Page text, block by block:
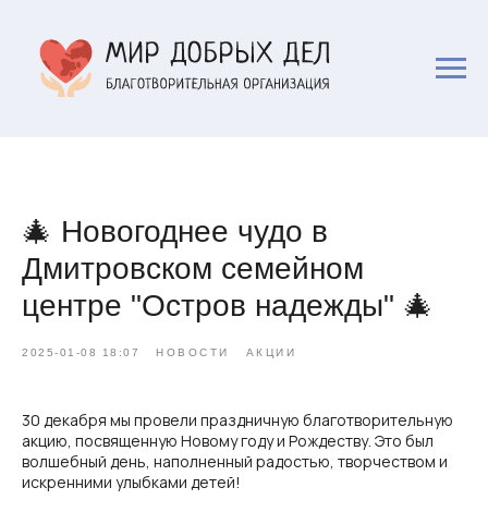
🎄 Новогоднее чудо в
Дмитровском семейном
центре "Остров надежды" 🎄
2025-01-08 18:07 НОВОСТИ АКЦИИ
30 декабря мы провели праздничную благотворительную
акцию, посвященную Новому году и Рождеству. Это был
волшебный день, наполненный радостью, творчеством и
искренними улыбками детей!